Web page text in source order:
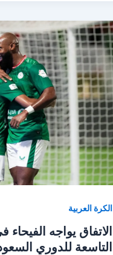
الكرة العربية
الاتفاق يواجه الفيحاء
التاسعة للدوري